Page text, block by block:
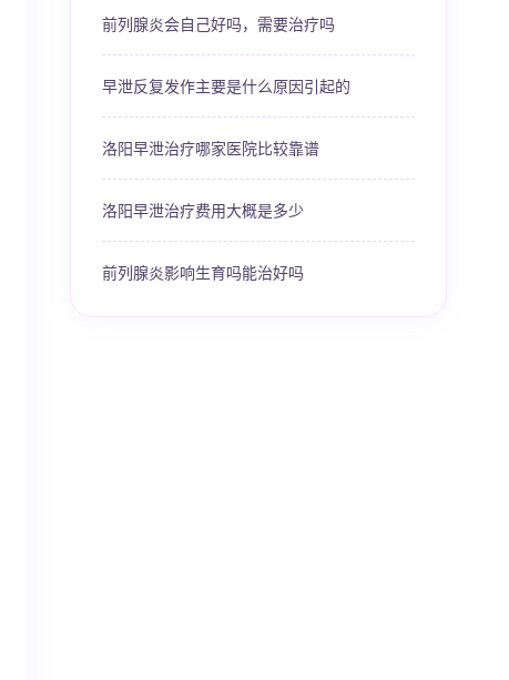
前列腺炎会自己好吗，需要治疗吗
早泄反复发作主要是什么原因引起的
洛阳早泄治疗哪家医院比较靠谱
洛阳早泄治疗费用大概是多少
前列腺炎影响生育吗能治好吗